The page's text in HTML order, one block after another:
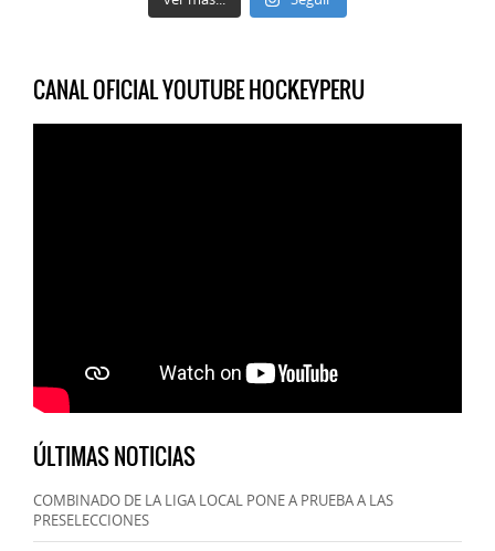
CANAL OFICIAL YOUTUBE HOCKEYPERU
ÚLTIMAS NOTICIAS
COMBINADO DE LA LIGA LOCAL PONE A PRUEBA A LAS
PRESELECCIONES